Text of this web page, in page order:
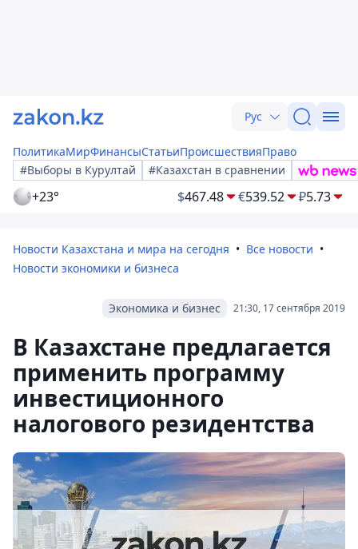
Рус
ПолитикаМирФинансыСтатьиПроисшествияПраво
#Выборы в Курултай
#Казахстан в сравнении
+23° $467.48 €539.52 ₽5.73
Новости Казахстана и мира на сегодня
Все новости
Новости экономики и бизнеса
21:30, 17 сентября 2019
Экономика и бизнес
В Казахстане предлагается
применить программу
инвестиционного
налогового резидентства